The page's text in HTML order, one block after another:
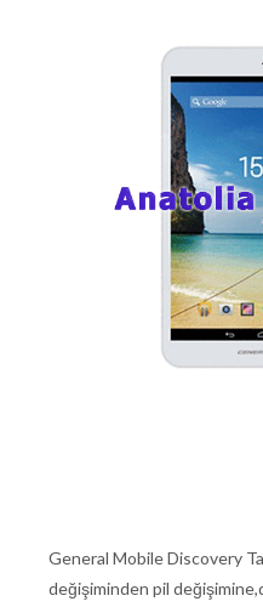
General Mobile Discovery
değişiminden pil